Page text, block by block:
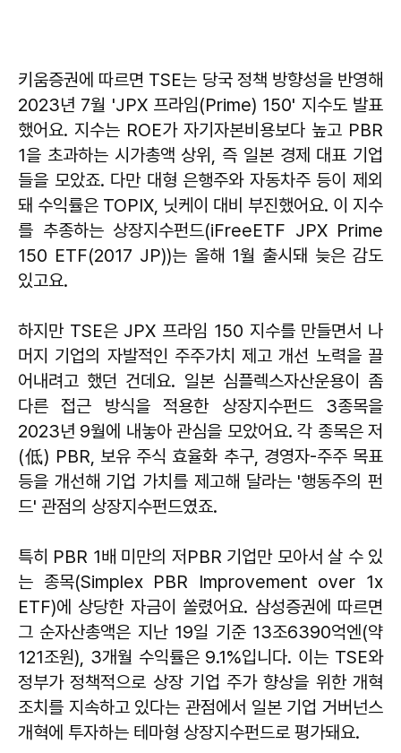
키움증권에 따르면 TSE는 당국 정책 방향성을 반영해
2023년 7월 'JPX 프라임(Prime) 150' 지수도 발표
했어요. 지수는 ROE가 자기자본비용보다 높고 PBR
1을 초과하는 시가총액 상위, 즉 일본 경제 대표 기업
들을 모았죠. 다만 대형 은행주와 자동차주 등이 제외
돼 수익률은 TOPIX, 닛케이 대비 부진했어요. 이 지수
를 추종하는 상장지수펀드(iFreeETF JPX Prime
150 ETF(2017 JP))는 올해 1월 출시돼 늦은 감도
있고요.
하지만 TSE은 JPX 프라임 150 지수를 만들면서 나
머지 기업의 자발적인 주주가치 제고 개선 노력을 끌
어내려고 했던 건데요. 일본 심플렉스자산운용이 좀
다른 접근 방식을 적용한 상장지수펀드 3종목을
2023년 9월에 내놓아 관심을 모았어요. 각 종목은 저
(低) PBR, 보유 주식 효율화 추구, 경영자-주주 목표
등을 개선해 기업 가치를 제고해 달라는 '행동주의 펀
드' 관점의 상장지수펀드였죠.
특히 PBR 1배 미만의 저PBR 기업만 모아서 살 수 있
는 종목(Simplex PBR Improvement over 1x
ETF)에 상당한 자금이 쏠렸어요. 삼성증권에 따르면
그 순자산총액은 지난 19일 기준 13조6390억엔(약
121조원), 3개월 수익률은 9.1%입니다. 이는 TSE와
정부가 정책적으로 상장 기업 주가 향상을 위한 개혁
조치를 지속하고 있다는 관점에서 일본 기업 거버넌스
개혁에 투자하는 테마형 상장지수펀드로 평가돼요.